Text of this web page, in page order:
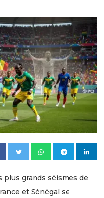
plus grands séismes de
et Sénégal se